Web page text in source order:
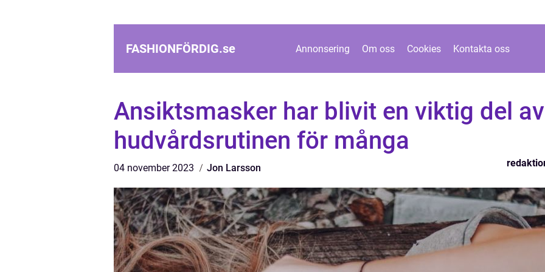
FASHIONFÖRDIG.se Annonsering Om oss Cookies Kontakta oss
Ansiktsmasker har blivit en viktig del av
hudvårdsrutinen för många
04 november 2023 Jon Larsson